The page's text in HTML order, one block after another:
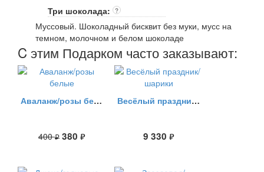
Три шоколада:
?
Муссовый. Шоколадный бисквит без муки, мусс на
темном, молочном и белом шоколаде
C этим Подарком часто заказывают:
Аваланж/розы белые
400руб. 380 руб.
Весёлый праздник/шарики
9 330 руб.